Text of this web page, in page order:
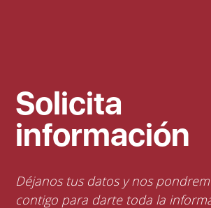
Solicita
información
Déjanos tus datos y nos
contigo para darte toda la